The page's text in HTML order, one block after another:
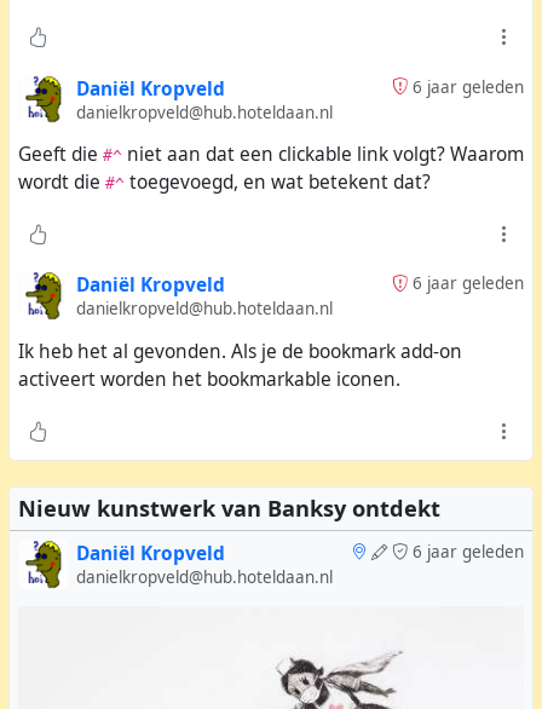
6 jaar geleden
Daniël Kropveld
danielkropveld@hub.hoteldaan.nl
Geeft die #^ niet aan dat een clickable link volgt? Waarom
wordt die #^ toegevoegd, en wat betekent dat?
6 jaar geleden
Daniël Kropveld
danielkropveld@hub.hoteldaan.nl
Ik heb het al gevonden. Als je de bookmark add-on
activeert worden het bookmarkable iconen.
Nieuw kunstwerk van Banksy ontdekt
6 jaar geleden
Daniël Kropveld
danielkropveld@hub.hoteldaan.nl